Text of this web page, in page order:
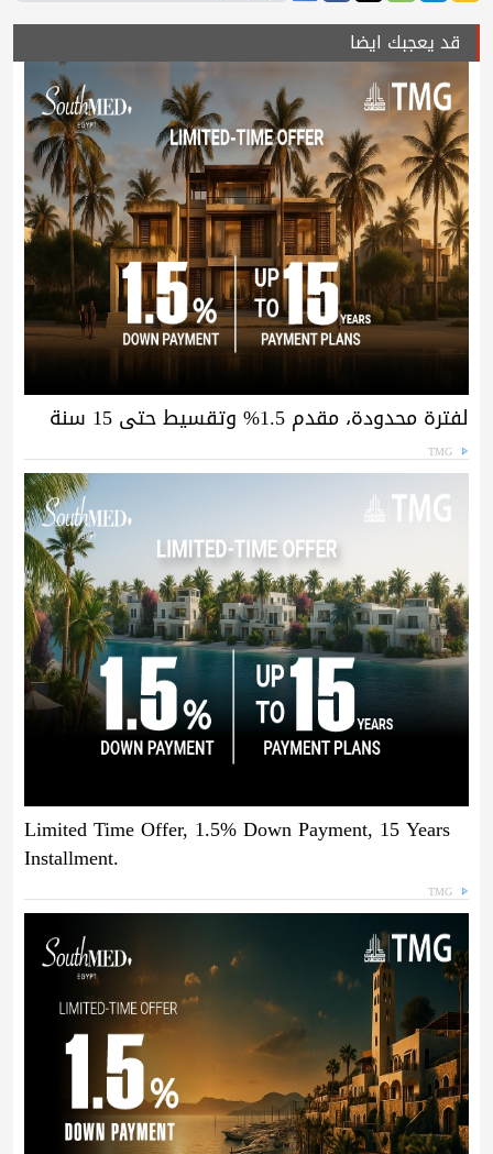
قد يعجبك ايضا
لفترة محدودة، مقدم 1.5% وتقسيط حتى 15 سنة
TMG
Limited Time Offer, 1.5% Down Payment, 15 Years
Installment.
TMG